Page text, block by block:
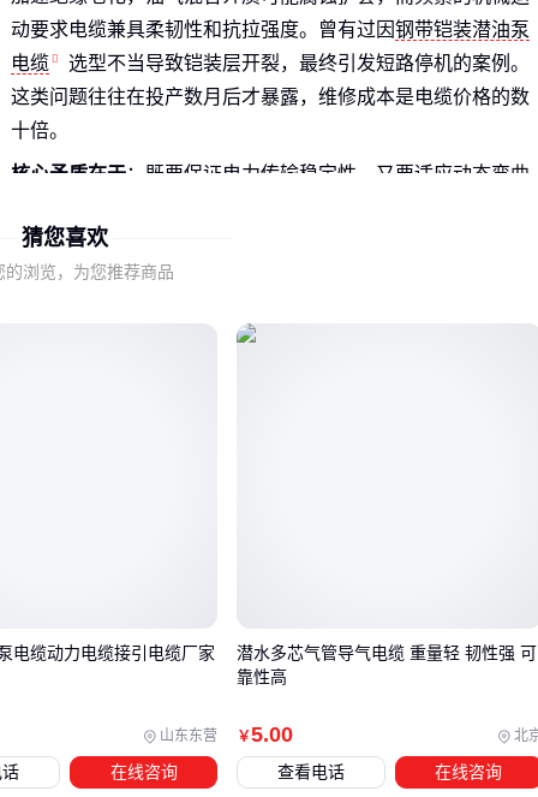
动要求电缆兼具柔韧性和抗拉强度。曾有过因钢带铠装潜油泵
电缆
选型不当导致铠装层开裂，最终引发短路停机的案例。
这类问题往往在投产数月后才暴露，维修成本是电缆价格的数
十倍。
核心矛盾在于：既要保证电力传输稳定性，又要适应动态弯曲
井的复杂工况时，需要专门设计的复合结构：
绝缘层要耐受180℃以上高温
潜油泵电缆
用于含硫油井，结果三个月后护套就出现溶胀脱
主流方案根据介质特性分化：
含硫油气井：优先选择蒙乃尔合金铠装层，比不锈钢更耐硫
猜您喜欢
的浏览，为您推荐商品
山东东营
电缆动力电缆接引电缆厂家
在线咨询
￥5.00 北
潜水多芯气管导气电缆 重量轻 韧性强 可
靠性高
查看电话 在线咨询